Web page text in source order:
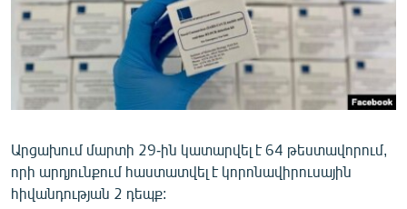
ՍՊՈՐՏ
ՄԵԿՆԱԲԱՆՈՒԹՅՈՒՆ
ՏՏ ԵՒ ԻՆՏԵՐՆԵՏ
ԱՐԽԻՎ
ՏԵՍԱՆՅՈՒԹԵՐ
Արցախում մարտի 29-ին կատարվել է 64 թեստավորում,
որի արդյունքում հաստատվել է կորոնավիրուսային
հիվանդության 2 դեպք: